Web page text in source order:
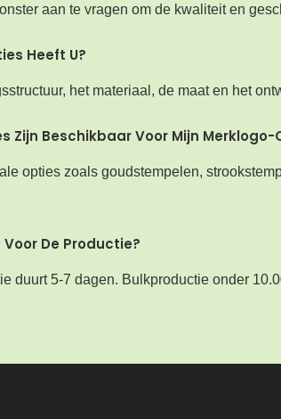
aan te vragen om de kwaliteit en
Heeft U?
het materiaal, de maat en het
Zijn Beschikbaar Voor Mijn Merklogo-
opties zoals goudstempelen,
De Productie?
duurt 5-7 dagen. Bulkproductie onder